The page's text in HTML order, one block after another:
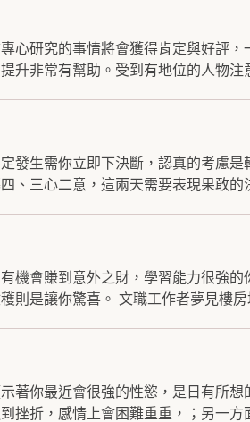
心研究的事情將會獲得肯定與好評
升非常有幫助。受到有地位的人物
發生需你立即下決斷，認真的考慮
、三心二意，這兩天需要表現果敢
機會賺到意外之財，學習能力很強
則是讓你驚喜。 文職工作者夢見樓
著你最近會很強的性慾，是日有所
挫折，感情上會困難重重，；另一